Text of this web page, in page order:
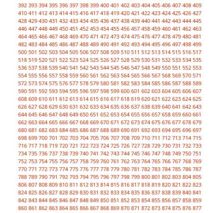
392 393 394 395 396 397 398 399 400 401 402 403 404 405 406 407 408 409
410 411 412 413 414 415 416 417 418 419 420 421 422 423 424 425 426 427
428 429 430 431 432 433 434 435 436 437 438 439 440 441 442 443 444 445
446 447 448 449 450 451 452 453 454 455 456 457 458 459 460 461 462 463
464 465 466 467 468 469 470 471 472 473 474 475 476 477 478 479 480 481
482 483 484 485 486 487 488 489 490 491 492 493 494 495 496 497 498 499
500 501 502 503 504 505 506 507 508 509 510 511 512 513 514 515 516 517
518 519 520 521 522 523 524 525 526 527 528 529 530 531 532 533 534 535
536 537 538 539 540 541 542 543 544 545 546 547 548 549 550 551 552 553
554 555 556 557 558 559 560 561 562 563 564 565 566 567 568 569 570 571
572 573 574 575 576 577 578 579 580 581 582 583 584 585 586 587 588 589
590 591 592 593 594 595 596 597 598 599 600 601 602 603 604 605 606 607
608 609 610 611 612 613 614 615 616 617 618 619 620 621 622 623 624 625
626 627 628 629 630 631 632 633 634 635 636 637 638 639 640 641 642 643
644 645 646 647 648 649 650 651 652 653 654 655 656 657 658 659 660 661
662 663 664 665 666 667 668 669 670 671 672 673 674 675 676 677 678 679
680 681 682 683 684 685 686 687 688 689 690 691 692 693 694 695 696 697
698 699 700 701 702 703 704 705 706 707 708 709 710 711 712 713 714 715
716 717 718 719 720 721 722 723 724 725 726 727 728 729 730 731 732 733
734 735 736 737 738 739 740 741 742 743 744 745 746 747 748 749 750 751
752 753 754 755 756 757 758 759 760 761 762 763 764 765 766 767 768 769
770 771 772 773 774 775 776 777 778 779 780 781 782 783 784 785 786 787
788 789 790 791 792 793 794 795 796 797 798 799 800 801 802 803 804 805
806 807 808 809 810 811 812 813 814 815 816 817 818 819 820 821 822 823
824 825 826 827 828 829 830 831 832 833 834 835 836 837 838 839 840 841
842 843 844 845 846 847 848 849 850 851 852 853 854 855 856 857 858 859
860 861 862 863 864 865 866 867 868 869 870 871 872 873 874 875 876 877